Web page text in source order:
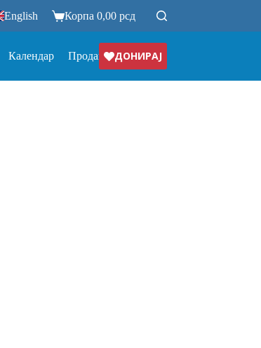
English Корпа 0,00 рсд
Календар ПродавницаДОНИРАЈ